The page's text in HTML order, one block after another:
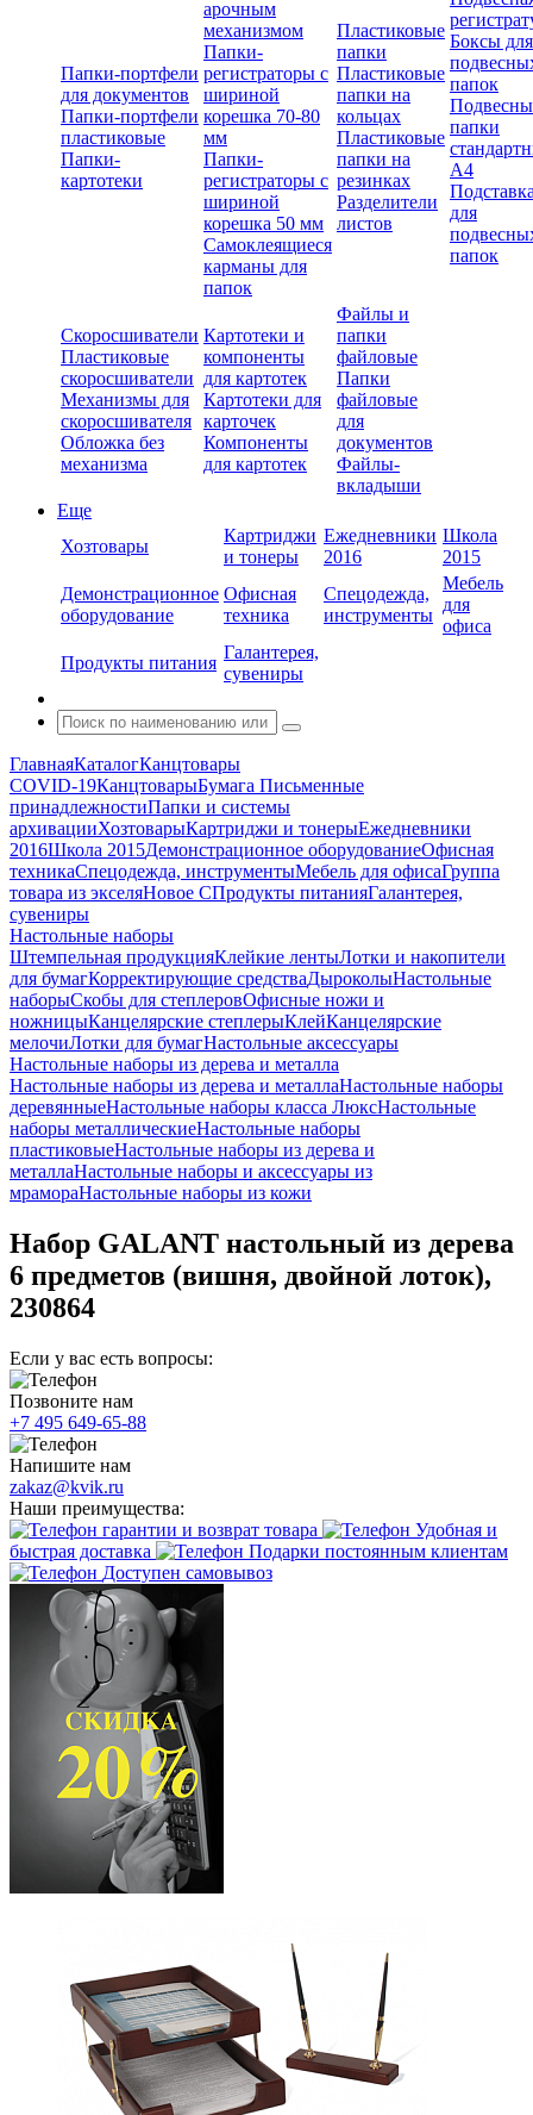
Папки-портфели
для документов
Папки-портфели
пластиковые
Папки-
картотеки
арочным
механизмом
Папки-
регистраторы с
шириной
корешка 70-80
мм
Папки-
регистраторы с
шириной
корешка 50 мм
Самоклеящиеся
карманы для
папок
Пластиковые
папки
Пластиковые
папки на
кольцах
Пластиковые
папки на
резинках
Разделители
листов
Боксы для
папок
папки
А4
для
папок
Скоросшиватели
Пластиковые
скоросшиватели
Механизмы для
скоросшивателя
Обложка без
механизма
Картотеки и
компоненты
для картотек
Картотеки для
карточек
Компоненты
для картотек
Файлы и
папки
файловые
Папки
файловые
для
документов
Файлы-
вкладыши
Еще
Хозтовары
Картриджи
и тонеры
Ежедневники
2016
Школа
2015
Демонстрационное
оборудование
Офисная
техника
Спецодежда,
инструменты
Мебель
для
офиса
Продукты питания
Галантерея,
сувениры
ГлавнаяКаталогКанцтовары
COVID-19КанцтоварыБумага Письменные
принадлежностиПапки и системы
архивацииХозтоварыКартриджи и тонерыЕжедневники
2016Школа 2015Демонстрационное оборудованиеОфисная
техникаСпецодежда, инструментыМебель для офисаГруппа
товара из экселяНовое СПродукты питанияГалантерея,
сувениры
Настольные наборы
Штемпельная продукцияКлейкие лентыЛотки и накопители
для бумагКорректирующие средстваДыроколыНастольные
наборыСкобы для степлеровОфисные ножи и
ножницыКанцелярские степлерыКлейКанцелярские
мелочиЛотки для бумагНастольные аксессуары
Настольные наборы из дерева и металла
Настольные наборы из дерева и металлаНастольные наборы
деревянныеНастольные наборы класса ЛюксНастольные
наборы металлическиеНастольные наборы
пластиковыеНастольные наборы из дерева и
металлаНастольные наборы и аксессуары из
мрамораНастольные наборы из кожи
Набор GALANT настольный из дерева
6 предметов (вишня, двойной лоток),
230864
Если у вас есть вопросы:
Позвоните нам
+7 495 649-65-88
Напишите нам
zakaz@kvik.ru
Наши преимущества:
гарантии и возврат товара
Удобная и
быстрая доставка
Подарки постоянным клиентам
Доступен самовывоз